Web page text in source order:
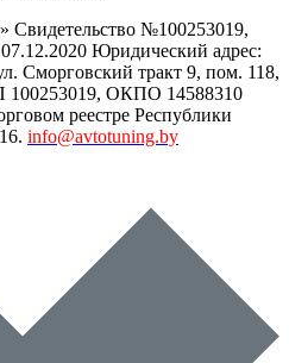
№100253019,
Юридический адрес:
Сморговский тракт 9, пом. 118,
100253019, ОКПО 14588310
реестре Республики
info@avtotuning.by